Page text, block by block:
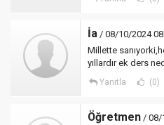
İa / 08/10/2024
Millette
yıllardır ek ders
Yanıtla (0)
Öğretmen / 08/